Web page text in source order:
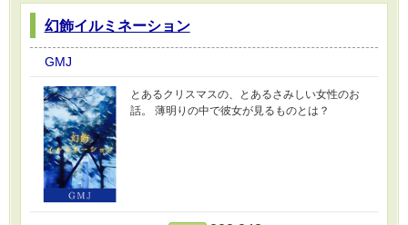
幻飾イルミネーション
GMJ
とあるクリスマスの、とあるさみしい女性のお
話。 薄明りの中で彼女が見るものとは？